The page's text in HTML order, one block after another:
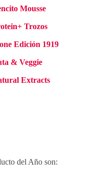
Mousse
Trozos
Edición 1919
& Veggie
Extracts
del Año son: